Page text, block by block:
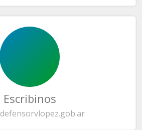
Escribinos
defensorvlopez.gob.ar